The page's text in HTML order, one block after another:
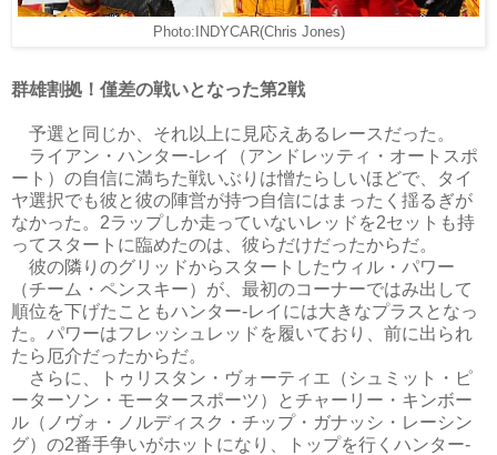
Photo:INDYCAR(Chris Jones)
群雄割拠！僅差の戦いとなった第2戦
予選と同じか、それ以上に見応えあるレースだった。
ライアン・ハンター-レイ（アンドレッティ・オートスポ
ート）の自信に満ちた戦いぶりは憎たらしいほどで、タイ
ヤ選択でも彼と彼の陣営が持つ自信にはまったく揺るぎが
なかった。2ラップしか走っていないレッドを2セットも持
ってスタートに臨めたのは、彼らだけだったからだ。
彼の隣りのグリッドからスタートしたウィル・パワー
（チーム・ペンスキー）が、最初のコーナーではみ出して
順位を下げたこともハンター-レイには大きなプラスとなっ
た。パワーはフレッシュレッドを履いており、前に出られ
たら厄介だったからだ。
さらに、トゥリスタン・ヴォーティエ（シュミット・ピ
ーターソン・モータースポーツ）とチャーリー・キンボー
ル（ノヴォ・ノルディスク・チップ・ガナッシ・レーシン
グ）の2番手争いがホットになり、トップを行くハンター-